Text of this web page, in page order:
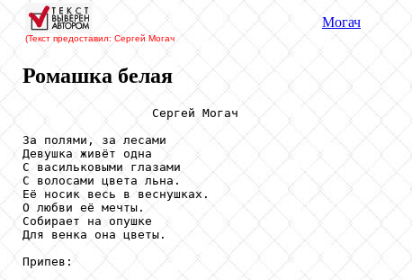
(Текст предоставил: Сергей Могач
Могач
Ромашка белая
                  Сергей Могач
За полями, за лесами
Девушка живёт одна
С васильковыми глазами
С волосами цвета льна.
Её носик весь в веснушках.
О любви её мечты.
Собирает на опушке
Для венка она цветы.
Припев: